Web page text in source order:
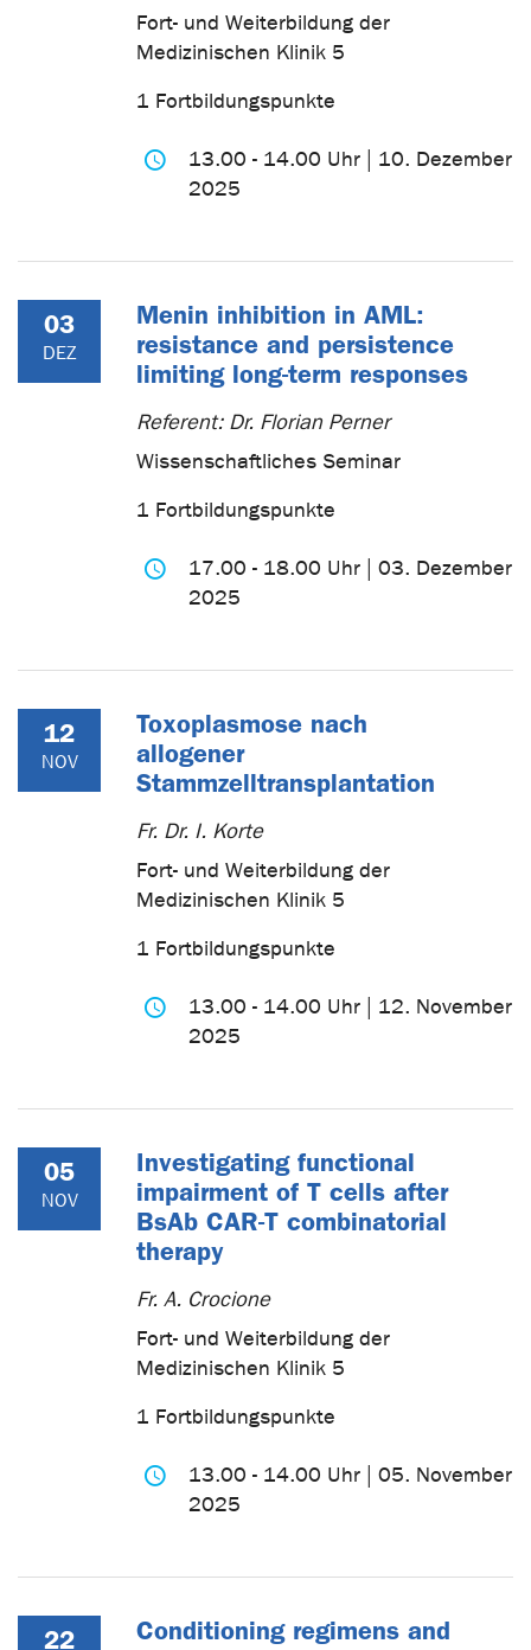
Fort- und Weiterbildung der
Medizinischen Klinik 5
1 Fortbildungspunkte
13.00 - 14.00 Uhr | 10. Dezember
2025
03
DEZ
Menin inhibition in AML:
resistance and persistence
limiting long-term responses
Referent: Dr. Florian Perner
Wissenschaftliches Seminar
1 Fortbildungspunkte
17.00 - 18.00 Uhr | 03. Dezember
2025
12
NOV
Toxoplasmose nach
allogener
Stammzelltransplantation
Fr. Dr. I. Korte
Fort- und Weiterbildung der
Medizinischen Klinik 5
1 Fortbildungspunkte
13.00 - 14.00 Uhr | 12. November
2025
05
NOV
Investigating functional
impairment of T cells after
BsAb CAR-T combinatorial
therapy
Fr. A. Crocione
Fort- und Weiterbildung der
Medizinischen Klinik 5
1 Fortbildungspunkte
13.00 - 14.00 Uhr | 05. November
2025
22
Conditioning regimens and